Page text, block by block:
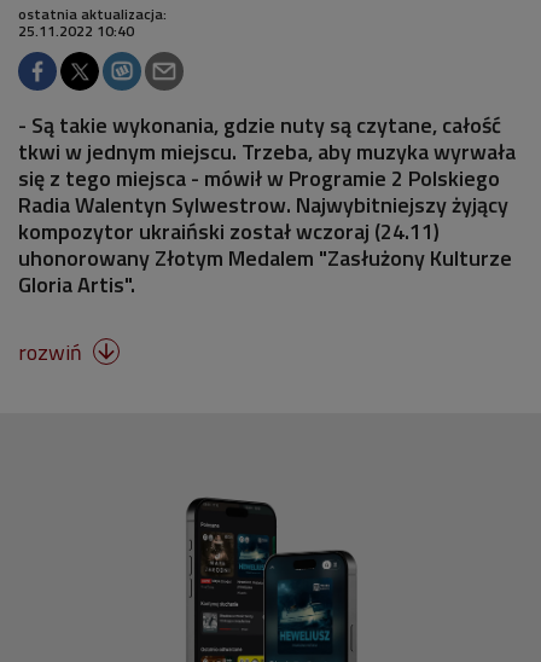
ostatnia aktualizacja:
25.11.2022 10:40
- Są takie wykonania, gdzie nuty są czytane, całość
tkwi w jednym miejscu. Trzeba, aby muzyka wyrwała
się z tego miejsca - mówił w Programie 2 Polskiego
Radia Walentyn Sylwestrow. Najwybitniejszy żyjący
kompozytor ukraiński został wczoraj (24.11)
uhonorowany Złotym Medalem "Zasłużony Kulturze
Gloria Artis".
rozwiń 